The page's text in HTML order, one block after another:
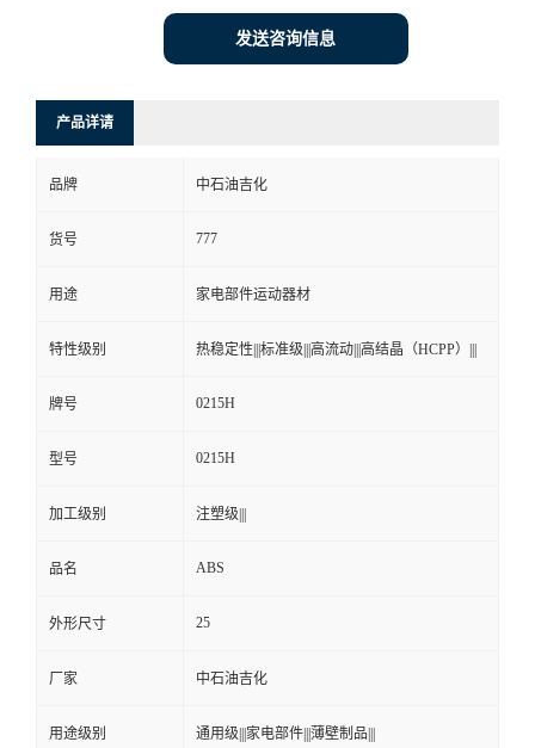
发送咨询信息
产品详请
品牌 中石油吉化
货号 777
用途 家电部件运动器材
特性级别 热稳定性|||标准级|||高流动|||高结晶（HCPP）|||
牌号 0215H
型号 0215H
加工级别 注塑级|||
品名 ABS
外形尺寸 25
厂家 中石油吉化
用途级别 通用级|||家电部件|||薄壁制品|||